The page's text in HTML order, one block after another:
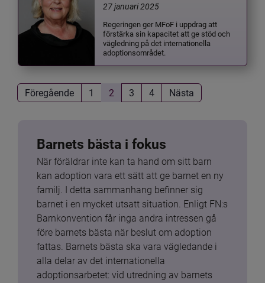
27 januari 2025
Regeringen ger MFoF i uppdrag att
förstärka sin kapacitet att ge stöd och
vägledning på det internationella
adoptionsområdet.
Föregående 1 2 3 4 Nästa
Barnets bästa i fokus
När föräldrar inte kan ta hand om sitt barn
kan adoption vara ett sätt att ge barnet en ny
familj. I detta sammanhang befinner sig
barnet i en mycket utsatt situation. Enligt FN:s
Barnkonvention får inga andra intressen gå
före barnets bästa när beslut om adoption
fattas. Barnets bästa ska vara vägledande i
alla delar av det internationella
adoptionsarbetet: vid utredning av barnets